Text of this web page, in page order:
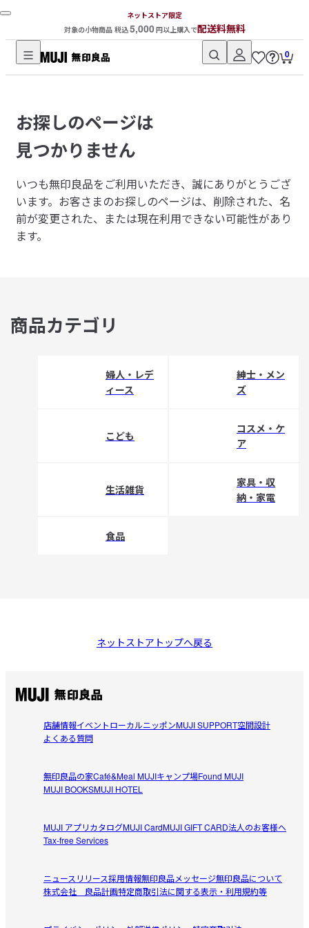
ネットストア限定
対象の小物商品 税込5,000円以上購入で配送料無料
無
品
ネ
ッ
ト
ス
ト
ア
0
お探しのページは
見つかりません
いつも無印良品をご利用いただき、誠にありがとうござ
います。 お客さまのお探しのページは、削除された、名
前が変更された、または現在利用できない可能性があり
ます。
商品カテゴリ
婦人・レデ
ィース
紳士・メン
ズ
こども
コスメ・ケ
ア
生活雑貨
家具・収
納・家電
食品
ネットストアトップへ戻る
店舗情報イベントローカルニッポンMUJI SUPPORT空間設計
よくある質問
無印良品の家Café&Meal MUJIキャンプ場Found MUJI
MUJI BOOKSMUJI HOTEL
MUJI アプリカタログMUJI CardMUJI GIFT CARD法人のお客様へ
Tax-free Services
ニュースリリース採用情報無印良品メッセージ無印良品について
株式会社 良品計画特定商取引法に関する表示・利用規約等